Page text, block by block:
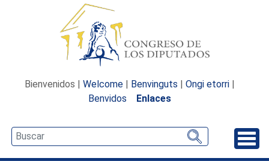
Bienvenidos | Welcome | Benvinguts | Ongi etorri |
Benvidos
Enlaces